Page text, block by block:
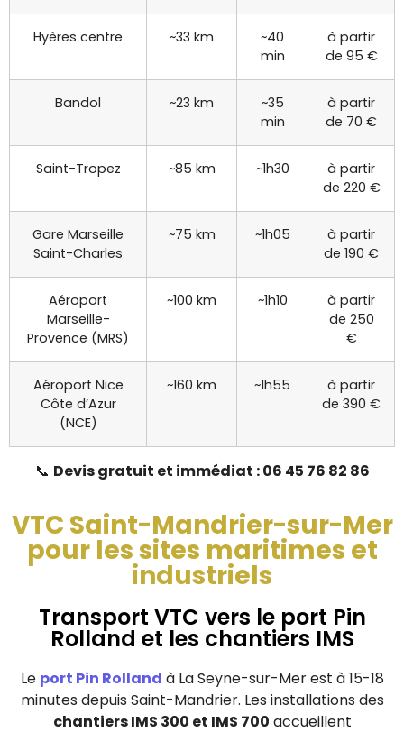
Hyères centre ~33 km
~40
min
à partir
de 95 €
Bandol ~23 km
~35
min
à partir
de 70 €
Saint-Tropez ~85 km ~1h30
à partir
de 220 €
Gare Marseille
Saint-Charles
~75 km ~1h05
à partir
de 190 €
Aéroport
Marseille-
Provence (MRS)
~100 km ~1h10
à partir
de 250
€
Aéroport Nice
Côte d’Azur
(NCE)
~160 km ~1h55
à partir
de 390 €
📞 Devis gratuit et immédiat : 06 45 76 82 86
VTC Saint-Mandrier-sur-Mer
pour les sites maritimes et
industriels
Transport VTC vers le port Pin
Rolland et les chantiers IMS
Le port Pin Rolland à La Seyne-sur-Mer est à 15-18
minutes depuis Saint-Mandrier. Les installations des
chantiers IMS 300 et IMS 700 accueillent